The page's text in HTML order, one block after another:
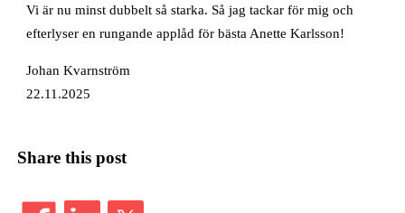
Vi är nu minst dubbelt så starka. Så jag tackar för mig och
efterlyser en rungande applåd för bästa Anette Karlsson!
Johan Kvarnström
22.11.2025
Share this post